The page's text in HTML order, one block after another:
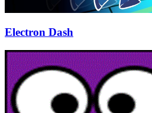
Electron Dash